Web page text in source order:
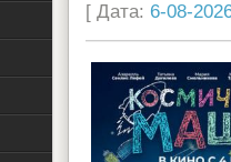
[ Дата: 6-08-